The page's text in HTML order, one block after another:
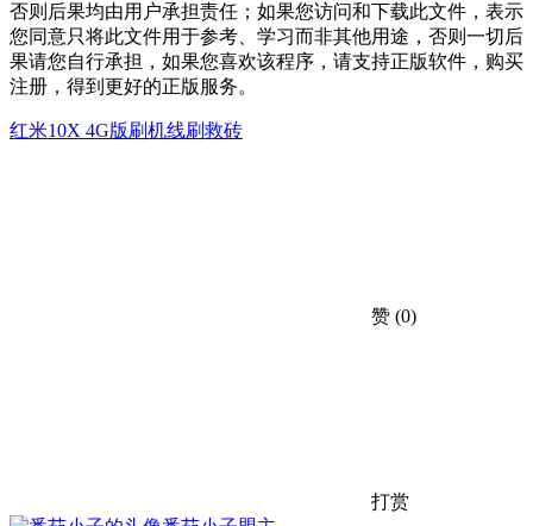
否则后果均由用户承担责任；如果您访问和下载此文件，表示
您同意只将此文件用于参考、学习而非其他用途，否则一切后
果请您自行承担，如果您喜欢该程序，请支持正版软件，购买
注册，得到更好的正版服务。
红米10X 4G版刷机线刷救砖
赞 (0)
打赏